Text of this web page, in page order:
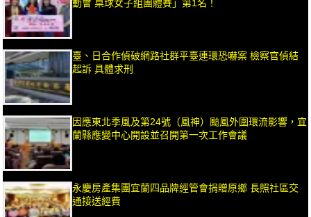
動會 桌球女子組團體賽」第1名！
臺、日合作偵破網路社群平臺連環恐嚇案 檢察官偵結
起訴 具體求刑
因應東北季風及第24號（風神）颱風外圍環流影響，宜
蘭縣應變中心開設並召開第一次工作會議
永慶房產集團宜蘭四品牌經管會捐贈原鄉 長照社區交
通接送經費